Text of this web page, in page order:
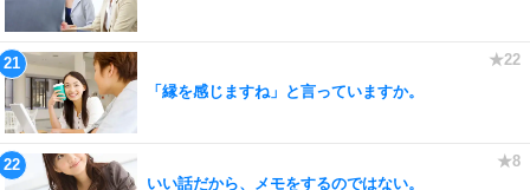
「縁を感じますね」と言っていますか。
いい話だから、メモをするのではない。